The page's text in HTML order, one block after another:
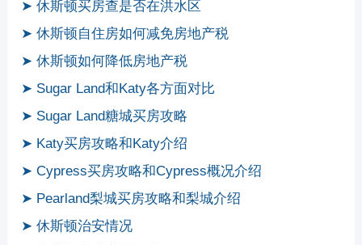
➤ 休斯顿买房查是否在洪水区
➤ 休斯顿自住房如何减免房地产税
➤ 休斯顿如何降低房地产税
➤ Sugar Land和Katy各方面对比
➤ Sugar Land糖城买房攻略
➤ Katy买房攻略和Katy介绍
➤ Cypress买房攻略和Cypress概况介绍
➤ Pearland梨城买房攻略和梨城介绍
➤ 休斯顿治安情况